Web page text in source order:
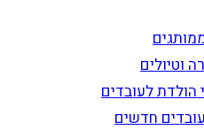
וטיולים
הולדת לעובדים
חדשים